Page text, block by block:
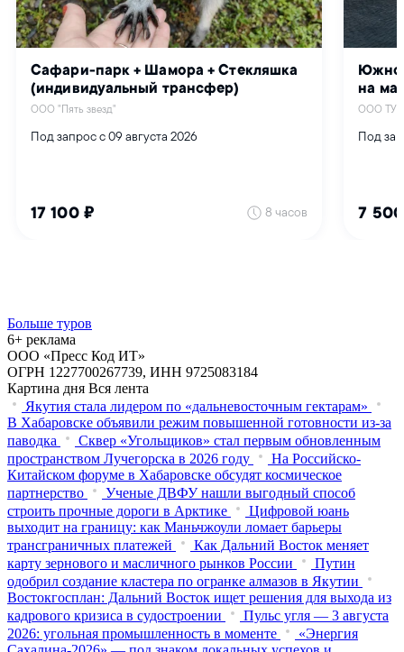
Больше туров
6+ реклама
ООО «Пресс Код ИТ»
ОГРН 1227700267739, ИНН 9725083184
Картина дня Вся лента
Якутия стала лидером по «дальневосточным гектарам»
В Хабаровске объявили режим повышенной готовности из‑за
паводка
Сквер «Угольщиков» стал первым обновленным
пространством Лучегорска в 2026 году
На Российско-
Китайском форуме в Хабаровске обсудят космическое
партнерство
Ученые ДВФУ нашли выгодный способ
строить прочные дороги в Арктике
Цифровой юань
выходит на границу: как Маньчжоули ломает барьеры
трансграничных платежей
Как Дальний Восток меняет
карту зернового и масличного рынков России
Путин
одобрил создание кластера по огранке алмазов в Якутии
Востокгосплан: Дальний Восток ищет решения для выхода из
кадрового кризиса в судостроении
Пульс угля — 3 августа
2026: угольная промышленность в моменте
«Энергия